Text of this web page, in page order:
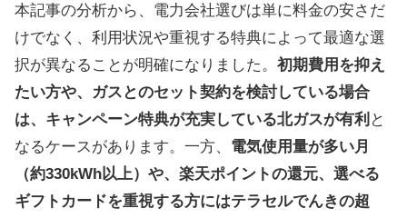
本記事の分析から、電力会社選びは単に料金の安さだ
けでなく、利用状況や重視する特典によって最適な選
択が異なることが明確になりました。 初期費用を抑え
たい方や、ガスとのセット契約を検討している場合
は、キャンペーン特典が充実している北ガスが有利 と
なるケースがあります。一方、 電気使用量が多い月
（約330kWh以上）や、楽天ポイントの還元、選べる
ギフトカードを重視する方にはテラセルでんきの超